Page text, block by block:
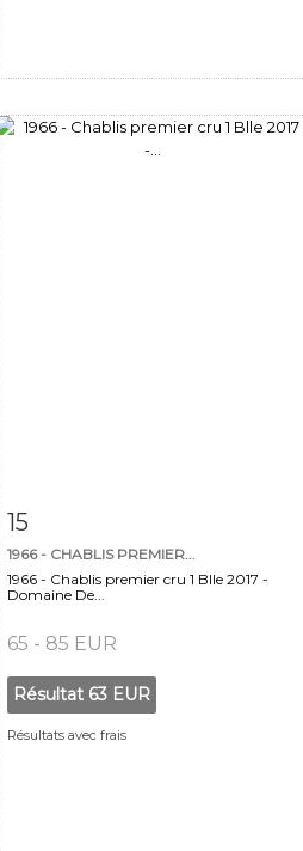
Fiche détaillée
15
1966 - CHABLIS PREMIER...
1966 - Chablis premier cru 1 Blle 2017 -
Domaine De...
65 - 85 EUR
Résultat 63 EUR
Résultats avec frais